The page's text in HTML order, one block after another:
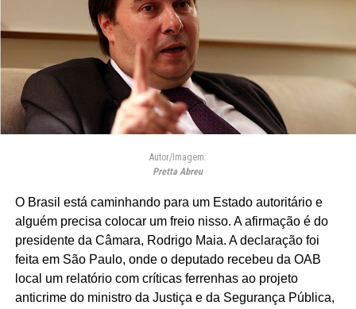
Autor/Imagem:
Pretta Abreu
O Brasil está caminhando para um Estado autoritário e
alguém precisa colocar um freio nisso. A afirmação é do
presidente da Câmara, Rodrigo Maia. A declaração foi
feita em São Paulo, onde o deputado recebeu da OAB
local um relatório com críticas ferrenhas ao projeto
anticrime do ministro da Justiça e da Segurança Pública,